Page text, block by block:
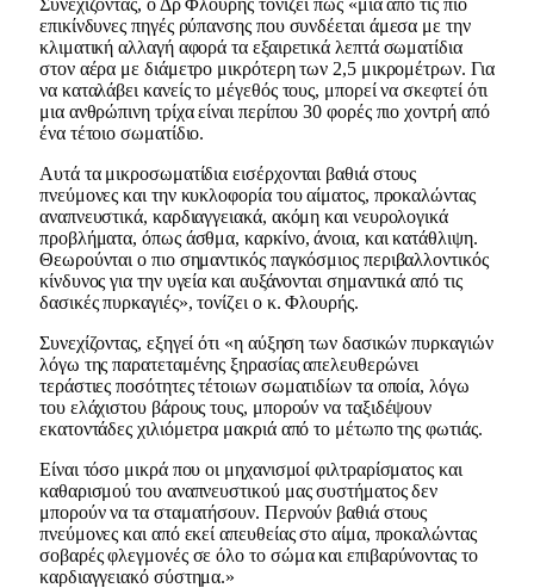
επικίνδυνες πηγές ρύπανσης που συνδέεται άμεσα με την
κλιματική αλλαγή αφορά τα εξαιρετικά λεπτά σωματίδια
στον αέρα με διάμετρο μικρότερη των 2,5 μικρομέτρων. Για
να καταλάβει κανείς το μέγεθός τους, μπορεί να σκεφτεί ότι
μια ανθρώπινη τρίχα είναι περίπου 30 φορές πιο χοντρή από
ένα τέτοιο σωματίδιο.
Αυτά τα μικροσωματίδια εισέρχονται βαθιά στους
πνεύμονες και την κυκλοφορία του αίματος, προκαλώντας
αναπνευστικά, καρδιαγγειακά, ακόμη και νευρολογικά
προβλήματα, όπως άσθμα, καρκίνο, άνοια, και κατάθλιψη.
Θεωρούνται ο πιο σημαντικός παγκόσμιος περιβαλλοντικός
κίνδυνος για την υγεία και αυξάνονται σημαντικά από τις
δασικές πυρκαγιές», τονίζει ο κ. Φλουρής.
Συνεχίζοντας, εξηγεί ότι «η αύξηση των δασικών πυρκαγιών
λόγω της παρατεταμένης ξηρασίας απελευθερώνει
τεράστιες ποσότητες τέτοιων σωματιδίων τα οποία, λόγω
του ελάχιστου βάρους τους, μπορούν να ταξιδέψουν
εκατοντάδες χιλιόμετρα μακριά από το μέτωπο της φωτιάς.
Είναι τόσο μικρά που οι μηχανισμοί φιλτραρίσματος και
καθαρισμού του αναπνευστικού μας συστήματος δεν
μπορούν να τα σταματήσουν. Περνούν βαθιά στους
πνεύμονες και από εκεί απευθείας στο αίμα, προκαλώντας
σοβαρές φλεγμονές σε όλο το σώμα και επιβαρύνοντας το
καρδιαγγειακό σύστημα.»